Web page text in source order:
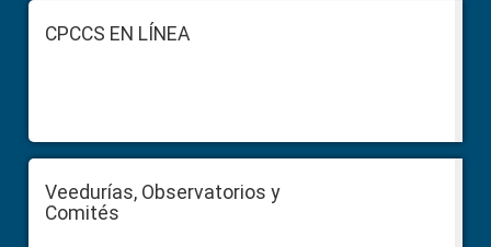
FooterCPCCS EN LÍNEA
Veedurías, Observatorios y
Comités